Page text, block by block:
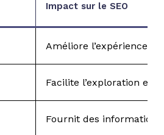
Impact sur le SEO
Améliore l’expérience
Facilite l’exploration et
Fournit des